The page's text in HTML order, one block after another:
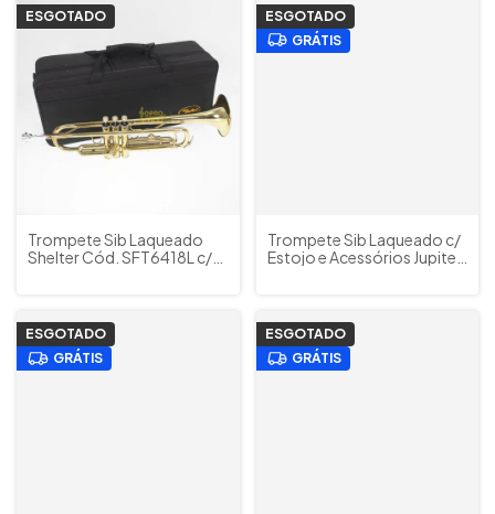
ESGOTADO
Trompete Sib Laqueado
Shelter Cód. SFT6418L c/
ESGOTADO
GRÁTIS
Trompete Sib Laqueado c/
Estojo e Acessórios Jupiter
ESGOTADO
GRÁTIS
ESGOTADO
GRÁTIS